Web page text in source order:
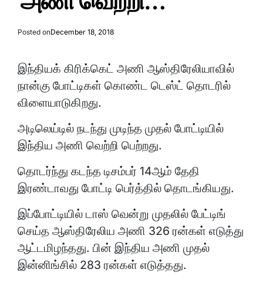
Posted onDecember 18, 2018
இந்தியக் கிரிக்கெட் அணி ஆஸ்திரேலியாவில்
நான்கு போட்டிகள் கொண்ட டெஸ்ட் தொடரில்
விளையாடுகிறது.
அடிலெய்டில் நடந்து முடிந்த முதல் போட்டியில்
இந்திய அணி வெற்றி பெற்றது.
தொடர்ந்து கடந்த டிசம்பர் 14ஆம் தேதி
இரண்டாவது போட்டி பெர்த்தில் தொடங்கியது.
இப்போட்டியில் டாஸ் வென்று முதலில் பேட்டிங்
செய்த ஆஸ்திரேலிய அணி 326 ரன்கள் எடுத்து
ஆட்டமிழந்தது. பின் இந்திய அணி முதல்
இன்னிங்சில் 283 ரன்கள் எடுத்தது.